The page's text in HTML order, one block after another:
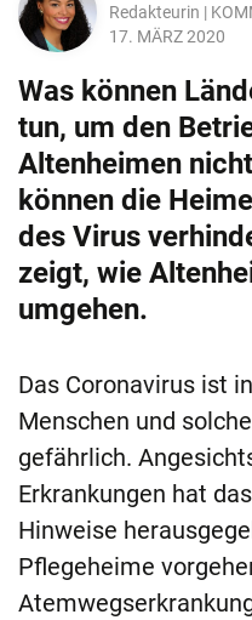
Redakteurin |
17. MÄRZ 2020
Was können
tun, um den
Altenheimen
können die
des Virus
zeigt, wie
umgehen.
Das Coronavirus ist
Menschen und
gefährlich.
Erkrankungen hat
Hinweise
Pflegeheime